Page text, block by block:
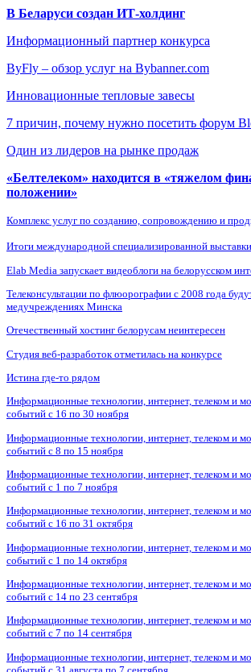
В Беларуси создан ИТ-холдинг
Информационный партнер конкурса
ByFly – обзор услуг на Bybanner.com
Инновационные тепловые завесы
7 причин, почему нужно посетить форум
Один из лидеров на рынке продаж
«Белтелеком» находится в «тяжелом
положении»
Комплекс услуг по созданию, сопровождению и
Итоги международной специализированной выставки
Elab Media запускает видеоблоги на белорусском
Телеконсультации по флюорографии с 2008 года
медучреждениях Минска
Отечественный хостинг белорусам неинтересен
Студия веб-разработок отметилась на конкурсе
Истина где-то рядом
Информационные технологии, интернет, телеком и
событий с 16 по 30 ноября
Информационные технологии, интернет, телеком и
событий с 8 по 15 ноября
Информационные технологии, интернет, телеком и
событий с 1 по 7 ноября
Информационные технологии, интернет, телеком и
событий с 16 по 31 октября
Информационные технологии, интернет, телеком и
событий с 1 по 14 октября
Информационные технологии, интернет, телеком и
событий с 14 по 23 сентября
Информационные технологии, интернет, телеком и
событий с 7 по 14 сентября
Информационные технологии, интернет, телеком и